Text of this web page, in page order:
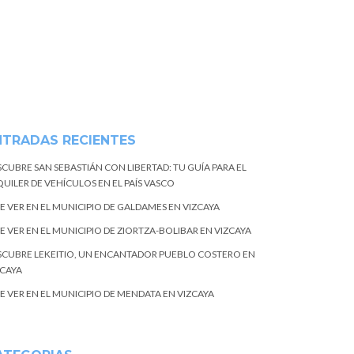
RECIENTES
SAN SEBASTIÁN CON LIBERTAD: TU GUÍA PARA EL
DE VEHÍCULOS EN EL PAÍS VASCO
VER EN EL MUNICIPIO DE GALDAMES EN VIZCAYA
VER EN EL MUNICIPIO DE ZIORTZA-BOLIBAR EN VIZCAYA
LEKEITIO, UN ENCANTADOR PUEBLO COSTERO EN
VER EN EL MUNICIPIO DE MENDATA EN VIZCAYA